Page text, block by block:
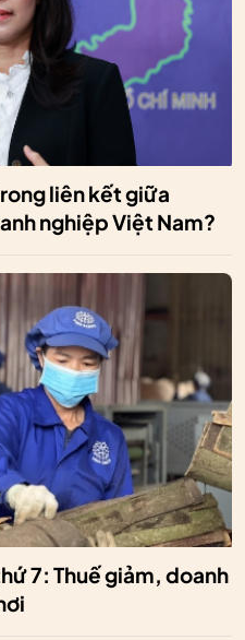
liên kết giữa
nghiệp Việt Nam?
7: Thuế giảm, doanh